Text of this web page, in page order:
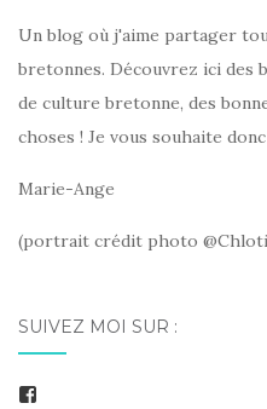
Un blog où j'aime partager
bretonnes. Découvrez ici des
de culture bretonne, des
choses ! Je vous souhaite
Marie-Ange
(portrait crédit photo
SUIVEZ MOI SUR :